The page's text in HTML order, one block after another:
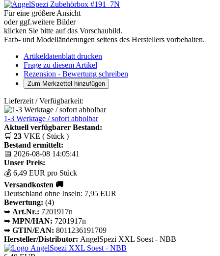
Für eine größere Ansicht
oder ggf.weitere Bilder
klicken Sie bitte auf das Vorschaubild.
Farb- und Modelländerungen seitens des Herstellers vorbehalten.
Artikeldatenblatt drucken
Frage zu diesem Artikel
Rezension - Bewertung schreiben
Lieferzeit / Verfügbarkeit:
1-3 Werktage / sofort abholbar
Aktuell verfügbarer Bestand:
🛒 23 VKE ( Stück )
Bestand ermittelt:
📅 2026-08-08 14:05:41
Unser Preis:
💰 6,49 EUR pro Stück
Versandkosten 🚚
Deutschland ohne Inseln: 7,95 EUR
Bewertung: (4)
➥ Art.Nr.: 7201917n
➥ MPN/HAN: 7201917n
➥ GTIN/EAN: 8011236191709
Hersteller/Distributor: AngelSpezi XXL Soest - NBB